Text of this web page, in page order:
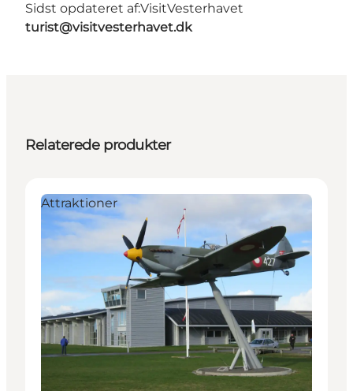
Sidst opdateret af:VisitVesterhavet
turist@visitvesterhavet.dk
Relaterede produkter
Attraktioner